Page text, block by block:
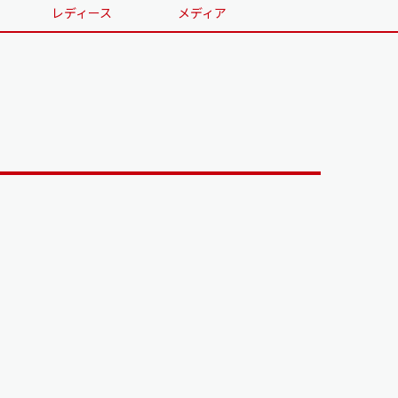
レディース メディア